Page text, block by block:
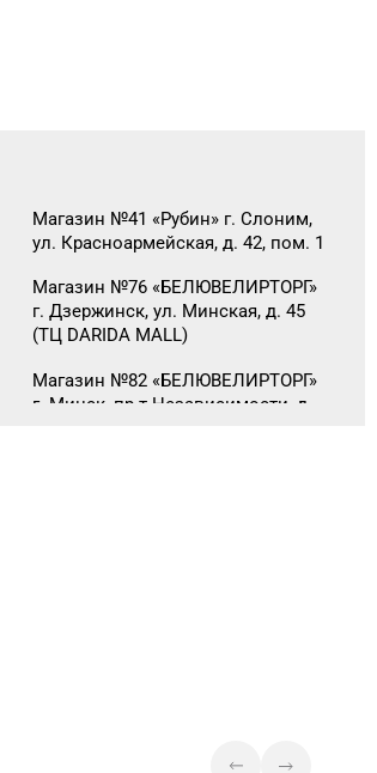
Магазин №41 «Рубин» г. Слоним,
ул. Красноармейская, д. 42, пом. 1
Магазин №76 «БЕЛЮВЕЛИРТОРГ»
г. Дзержинск, ул. Минская, д. 45
(ТЦ DARIDA MALL)
Магазин №82 «БЕЛЮВЕЛИРТОРГ»
г. Минск, пр-т Независимости, д.